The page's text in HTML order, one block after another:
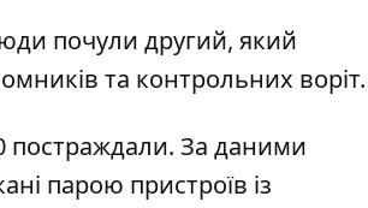
почули другий, який
та контрольних воріт.
постраждали. За даними
парою пристроїв із